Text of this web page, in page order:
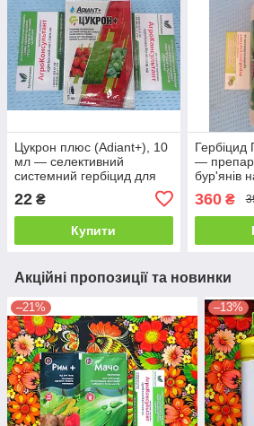
Цукрон плюс (Adiant+), 10
мл — селективний
системний гербіцид для
захисту полуниці та інших
культур
22 ₴
Купити
—
бур'янів
зернових
360₴
Акційні пропозиції та новинки
–21% –13%